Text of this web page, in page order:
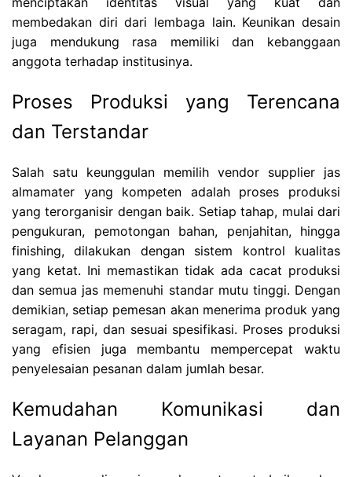
membedakan diri dari lembaga lain. Keunikan desain
juga mendukung rasa memiliki dan kebanggaan
anggota terhadap institusinya.
Proses Produksi yang Terencana
dan Terstandar
Salah satu keunggulan memilih vendor supplier jas
almamater yang kompeten adalah proses produksi
yang terorganisir dengan baik. Setiap tahap, mulai dari
pengukuran, pemotongan bahan, penjahitan, hingga
finishing, dilakukan dengan sistem kontrol kualitas
yang ketat. Ini memastikan tidak ada cacat produksi
dan semua jas memenuhi standar mutu tinggi. Dengan
demikian, setiap pemesan akan menerima produk yang
seragam, rapi, dan sesuai spesifikasi. Proses produksi
yang efisien juga membantu mempercepat waktu
penyelesaian pesanan dalam jumlah besar.
Kemudahan Komunikasi dan
Layanan Pelanggan